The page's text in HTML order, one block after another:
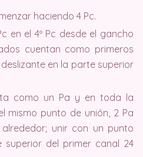
haciendo 4 Pc.
en el 4º Pc desde el gancho
cuentan como primeros
en la parte superior
como un Pa y en toda la
mismo punto de unión, 2 Pa
unir con un punto
superior del primer canal 24